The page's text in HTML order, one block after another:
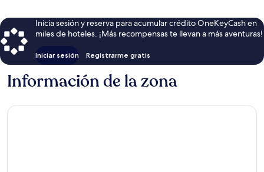
Inicia sesión y reserva para acumular crédito OneKeyCash en
miles de hoteles. ¡Más recompensas te llevan a más aventuras!
Iniciar sesión Registrarme gratis
Información de la zona